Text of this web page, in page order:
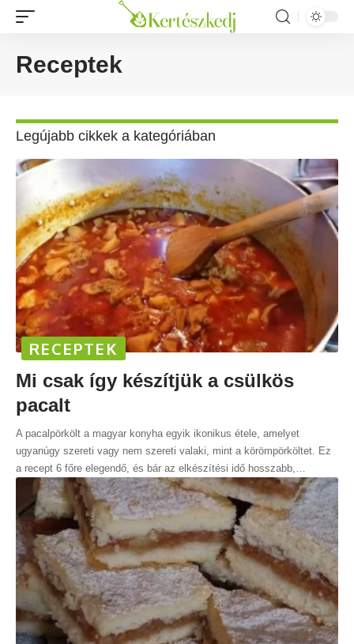
Receptek
Legújabb cikkek a kategóriában
RECEPTEK
Mi csak így készítjük a csülkös
pacalt
A pacalpörkölt a magyar konyha egyik ikonikus étele, amelyet
ugyanúgy szereti vagy nem szereti valaki, mint a körömpörköltet. Ez
a recept 6 főre elegendő, és bár az elkészítési idő hosszabb,